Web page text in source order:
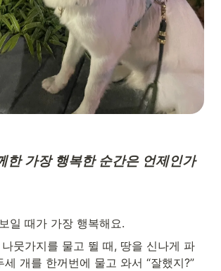
한 가장 행복한 순간은 언제인가
일 때가 가장 행복해요.
뭇가지를 물고 뛸 때, 땅을 신나게 파
개를 한꺼번에 물고 와서 “잘했지?”